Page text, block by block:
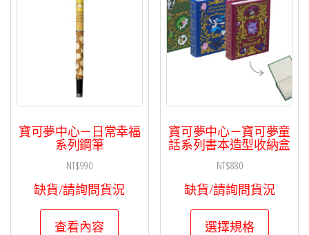
寶可夢中心－日常幸福
系列鋼筆
NT$990
缺貨/請詢問貨況
查看內容
寶可夢中心－寶可夢童
話系列書本造型收納盒
NT$880
缺貨/請詢問貨況
選擇規格
此